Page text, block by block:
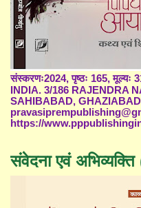
संस्करणः2024, पृष्ठः 165,
INDIA. 3/186 RAJENDRA
SAHIBABAD,
https://
संवेदना एवं अभिव्यक्ति